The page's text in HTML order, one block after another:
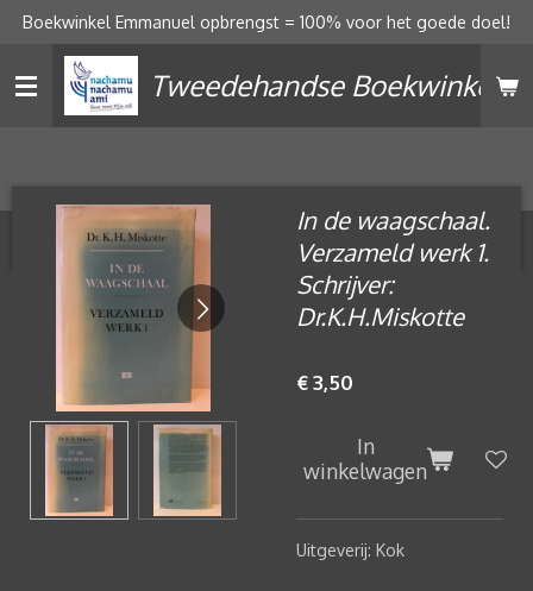
Ga
naar
hoofdinhoud
Tweedehandse Boekwinkel
Boekwinkel Emmanuel opbrengst = 100% voor het goede doel!
In de waagschaal.
Verzameld werk 1.
Schrijver:
Dr.K.H.Miskotte
€ 3,50
In
winkelwagen
Uitgeverij: Kok